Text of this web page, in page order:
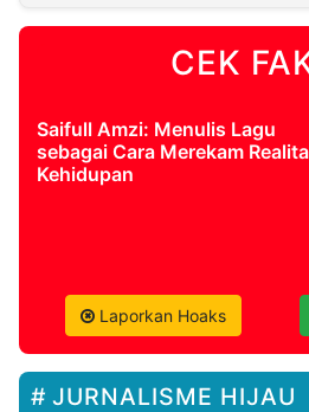
CEK
Saifull Amzi: Menulis Lagu
sebagai Cara Merekam
Kehidupan
Laporkan Hoaks
JURNALISME HIJAU